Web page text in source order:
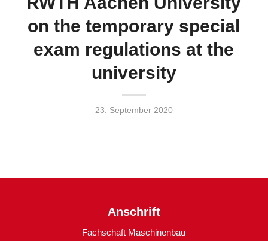
on the temporary special
exam regulations at the
university
23. September 2020
Anschrift
Fachschaft Maschinenbau